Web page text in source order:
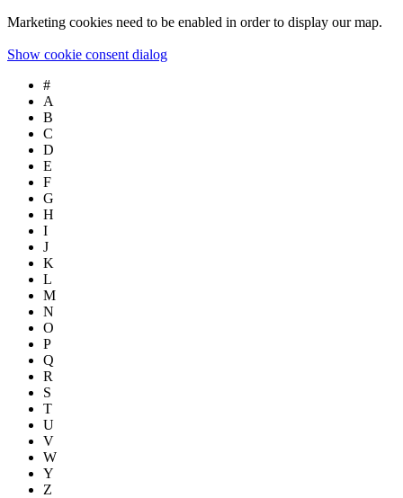
Marketing cookies need to be enabled in order to display our map.
Show cookie consent dialog
#
A
B
C
D
E
F
G
H
I
J
K
L
M
N
O
P
Q
R
S
T
U
V
W
Y
Z